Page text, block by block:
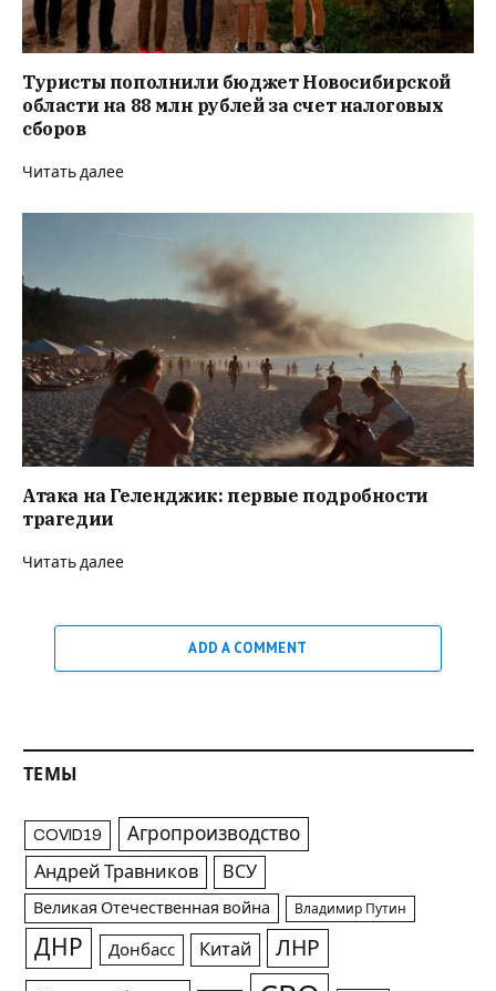
Туристы пополнили бюджет Новосибирской
области на 88 млн рублей за счет налоговых
сборов
Читать далее
Атака на Геленджик: первые подробности
трагедии
Читать далее
ADD A COMMENT
ТЕМЫ
COVID19 Агропроизводство
Андрей Травников ВСУ
Великая Отечественная война Владимир Путин
ДНР Донбасс Китай ЛНР